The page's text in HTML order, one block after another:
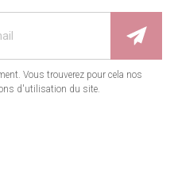
Vous trouverez pour cela nos
d'utilisation du site.